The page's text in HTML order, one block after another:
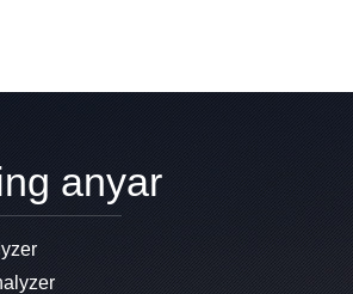
anyar